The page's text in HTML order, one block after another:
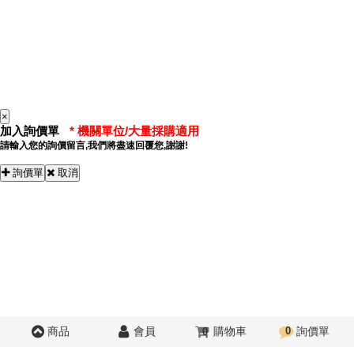
商品 會員 0 購物車 0 詢價單
×
加入詢價單
請輸入您的詢價留言,我們將盡速回覆您,謝謝!
詢價單 取消